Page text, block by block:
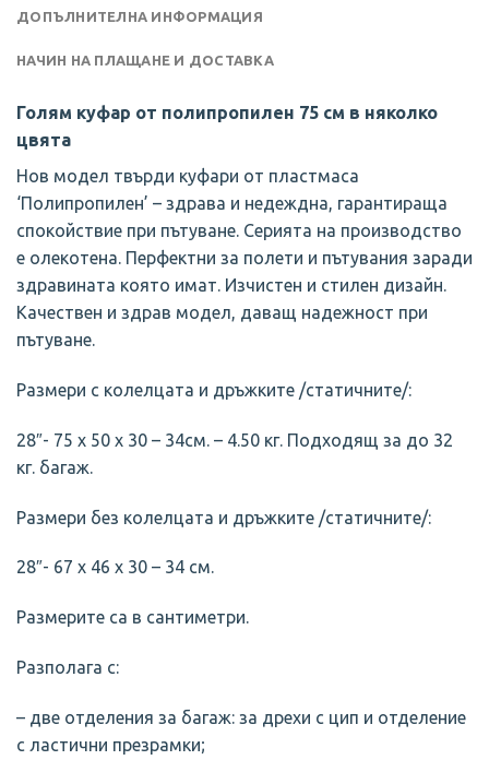
ДОПЪЛНИТЕЛНА ИНФОРМАЦИЯ
НАЧИН НА ПЛАЩАНЕ И ДОСТАВКА
Голям куфар от полипропилен 75 см в няколко
цвята
Нов модел твърди куфари от пластмаса
‘Полипропилен’ – здрава и недеждна, гарантираща
спокойствие при пътуване. Серията на производство
е олекотена. Перфектни за полети и пътувания заради
здравината която имат. Изчистен и стилен дизайн.
Качествен и здрав модел, даващ надежност при
пътуване.
Размери с колелцата и дръжките /статичните/:
28″- 75 х 50 х 30 – 34см. – 4.50 кг. Подходящ за до 32
кг. багаж.
Размери без колелцата и дръжките /статичните/:
28″- 67 х 46 х 30 – 34 см.
Размерите са в сантиметри.
Разполага с:
– две отделения за багаж: за дрехи с цип и отделение
с ластични презрамки;